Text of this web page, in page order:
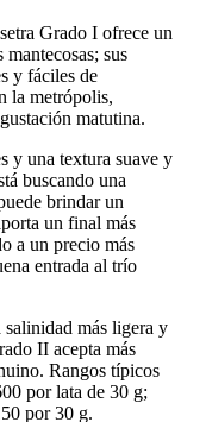
Grado I ofrece un
sus
y fáciles de
la metrópolis,
matutina.
y una textura suave y
buscando una
brindar un
un final más
a un precio más
entrada al trío
más ligera y
II acepta más
Rangos típicos
por lata de 30 g;
por 30 g.